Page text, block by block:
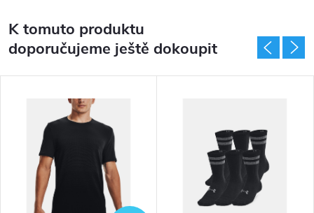
K tomuto produktu
doporučujeme ještě dokoupit